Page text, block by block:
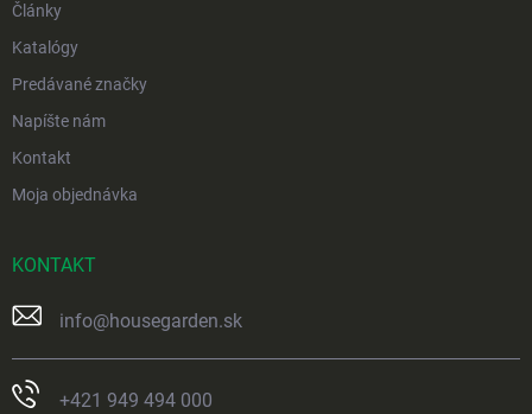
Články
Katalógy
Predávané značky
Napíšte nám
Kontakt
Moja objednávka
KONTAKT
info@housegarden.sk
+421 949 494 000